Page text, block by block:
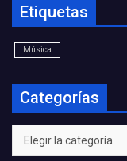
Etiquetas
Música
Categorías
Categorías